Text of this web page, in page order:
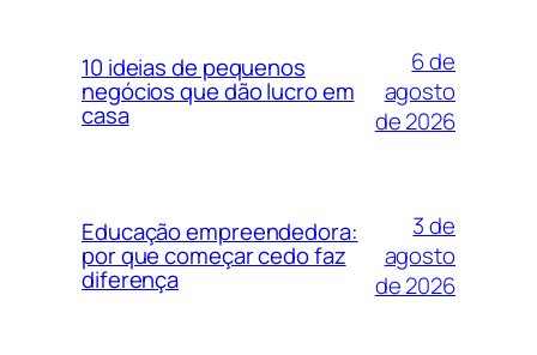
10 ideias de pequenos
negócios que dão lucro em
casa
6 de
agosto
de 2026
Educação empreendedora:
por que começar cedo faz
diferença
3 de
agosto
de 2026